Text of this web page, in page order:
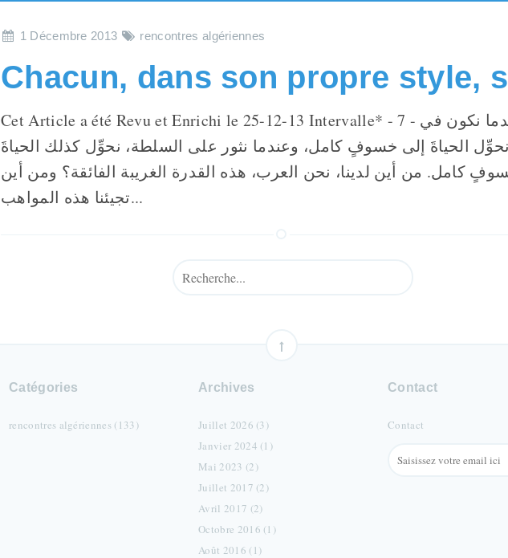
1 Décembre 2013 rencontres algériennes
Cet Article a été Revu et Enrichi le 25-12-13 Intervalle* - 7 - عندما نكون في
الحياةَ إلى خسوفٍ كامل، وعندما نثور على السلطة، نحوِّل كذلك الحياةَ
كامل. من أين لدينا، نحن العرب، هذه القدرة الغريبة الفائقة؟ ومن أين
تجيئنا هذه المواهب...
Catégories
rencontres algériennes (133)
Archives
Juillet 2026 (3)
Janvier 2024 (1)
Mai 2023 (2)
Juillet 2017 (2)
Avril 2017 (2)
Octobre 2016 (1)
Août 2016 (1)
Contact
Contact